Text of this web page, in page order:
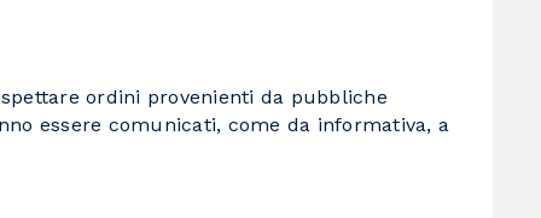
ordini provenienti da pubbliche
essere comunicati, come da informativa, a